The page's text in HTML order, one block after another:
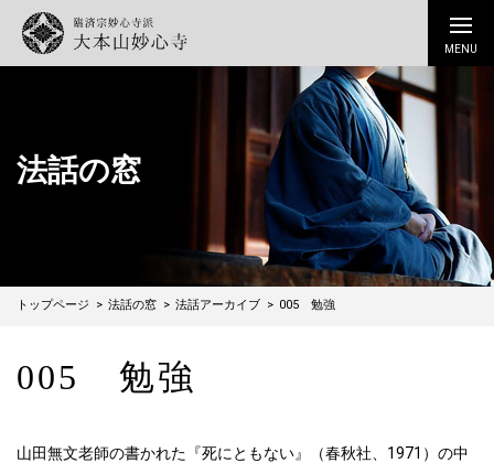
法話の窓
トップページ 法話の窓 法話アーカイブ 005 勉強
005 勉強
山田無文老師の書かれた『死にともない』（春秋社、1971）の中